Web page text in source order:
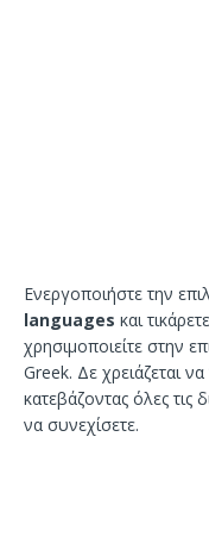
Ενεργοποιήστε την
languages και
χρησιμοποιείτε στην
Greek. Δε χρειάζεται
κατεβάζοντας όλες τις
να συνεχίσετε.